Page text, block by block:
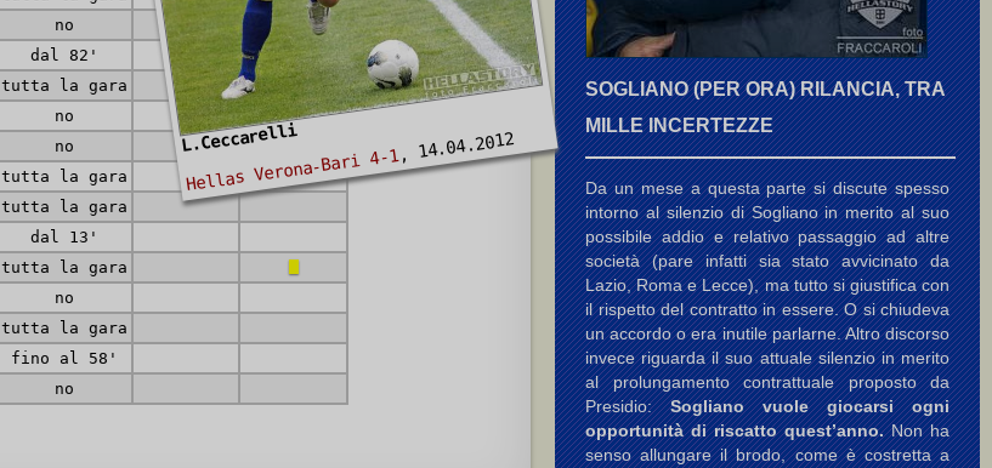
L.Ceccarelli
Hellas Verona-Bari 4-1 , 14.04.2012
no
dal 82'
tutta la gara
no
no
tutta la gara
tutta la gara
dal 13'
tutta la gara
no
tutta la gara
fino al 58'
no
SOGLIANO (PER ORA) RILANCIA, TRA
MILLE INCERTEZZE
Da un mese a questa parte si discute spesso
intorno al silenzio di Sogliano in merito al suo
possibile addio e relativo passaggio ad altre
società (pare infatti sia stato avvicinato da
Lazio, Roma e Lecce), ma tutto si giustifica con
il rispetto del contratto in essere. O si chiudeva
un accordo o era inutile parlarne. Altro discorso
invece riguarda il suo attuale silenzio in merito
al prolungamento contrattuale proposto da
Presidio:Sogliano vuole giocarsi ogni
opportunità di riscatto quest’anno.Non ha
senso allungare il brodo, come è costretta a